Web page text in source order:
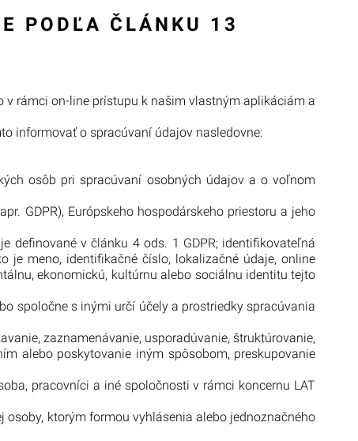
PODĽA ČLÁNKU 13
v rámci on-line prístupu k našim vlastným aplikáciám a
informovať o spracúvaní údajov nasledovne:
osôb pri spracúvaní osobných údajov a o voľnom
GDPR), Európskeho hospodárskeho priestoru a jeho
definované v článku 4 ods. 1 GDPR; identifikovateľná
je meno, identifikačné číslo, lokalizačné údaje, online
ekonomickú, kultúrnu alebo sociálnu identitu tejto
spoločne s inými určí účely a prostriedky spracúvania
zaznamenávanie, usporadúvanie, štruktúrovanie,
alebo poskytovanie iným spôsobom, preskupovanie
pracovníci a iné spoločnosti v rámci koncernu LAT
osoby, ktorým formou vyhlásenia alebo jednoznačného